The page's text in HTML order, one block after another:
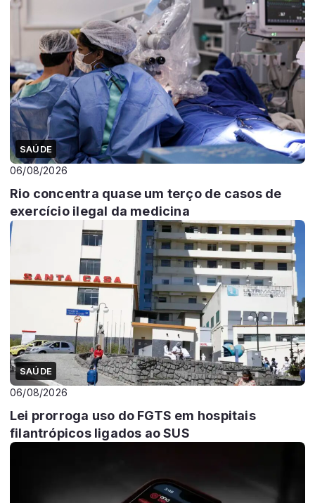
SAÚDE
06/08/2026
Rio concentra quase um terço de casos de
exercício ilegal da medicina
SAÚDE
06/08/2026
Lei prorroga uso do FGTS em hospitais
filantrópicos ligados ao SUS